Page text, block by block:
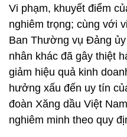
Vi phạm, khuyết điểm
nghiêm trọng; cùng với
Ban Thường vụ Đảng
nhân khác đã gây thiệt
giảm hiệu quả kinh
hưởng xấu đến uy tín
đoàn Xăng dầu Việt
nghiêm minh theo quy